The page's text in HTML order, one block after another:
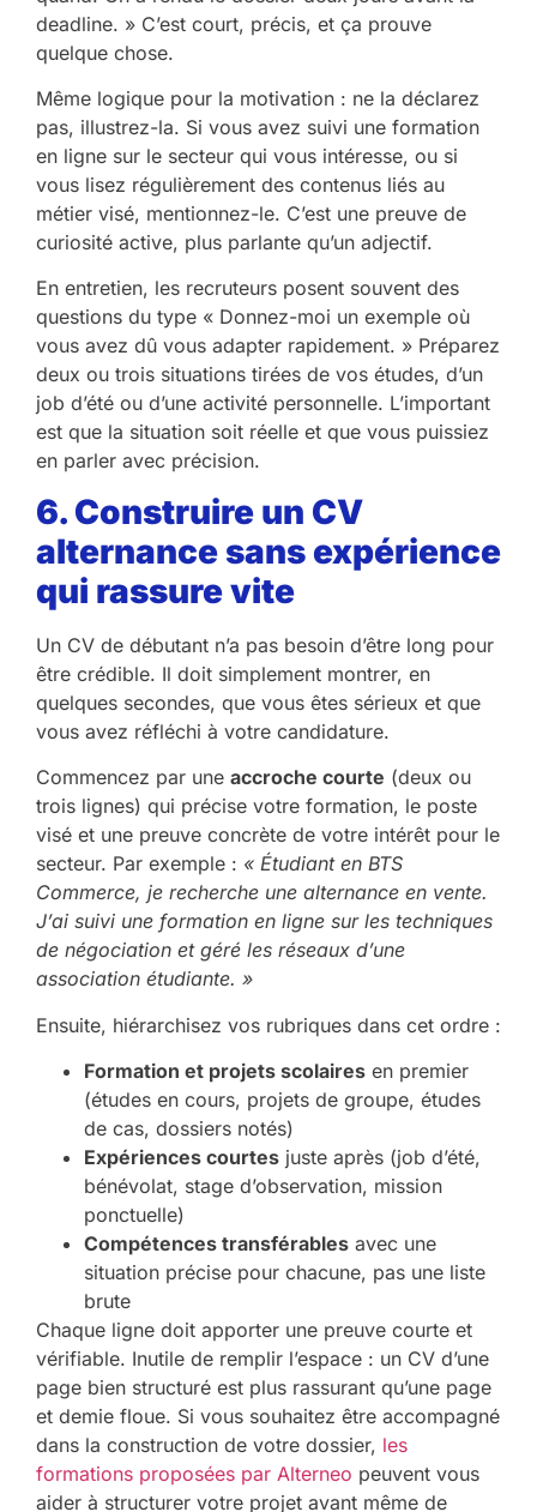
deadline. » C’est court, précis, et ça prouve
quelque chose.
Même logique pour la motivation : ne la déclarez
pas, illustrez-la. Si vous avez suivi une formation
en ligne sur le secteur qui vous intéresse, ou si
vous lisez régulièrement des contenus liés au
métier visé, mentionnez-le. C’est une preuve de
curiosité active, plus parlante qu’un adjectif.
En entretien, les recruteurs posent souvent des
questions du type « Donnez-moi un exemple où
vous avez dû vous adapter rapidement. » Préparez
deux ou trois situations tirées de vos études, d’un
job d’été ou d’une activité personnelle. L’important
est que la situation soit réelle et que vous puissiez
en parler avec précision.
6. Construire un CV
alternance sans expérience
qui rassure vite
Un CV de débutant n’a pas besoin d’être long pour
être crédible. Il doit simplement montrer, en
quelques secondes, que vous êtes sérieux et que
vous avez réfléchi à votre candidature.
Commencez par une accroche courte (deux ou
trois lignes) qui précise votre formation, le poste
visé et une preuve concrète de votre intérêt pour le
secteur. Par exemple : « Étudiant en BTS
Commerce, je recherche une alternance en vente.
J’ai suivi une formation en ligne sur les techniques
de négociation et géré les réseaux d’une
association étudiante. »
Ensuite, hiérarchisez vos rubriques dans cet ordre :
Formation et projets scolaires en premier
(études en cours, projets de groupe, études
de cas, dossiers notés)
Expériences courtes juste après (job d’été,
bénévolat, stage d’observation, mission
ponctuelle)
Compétences transférables avec une
situation précise pour chacune, pas une liste
brute
Chaque ligne doit apporter une preuve courte et
vérifiable. Inutile de remplir l’espace : un CV d’une
page bien structuré est plus rassurant qu’une page
et demie floue. Si vous souhaitez être accompagné
dans la construction de votre dossier, les
formations proposées par Alterneo peuvent vous
aider à structurer votre projet avant même de